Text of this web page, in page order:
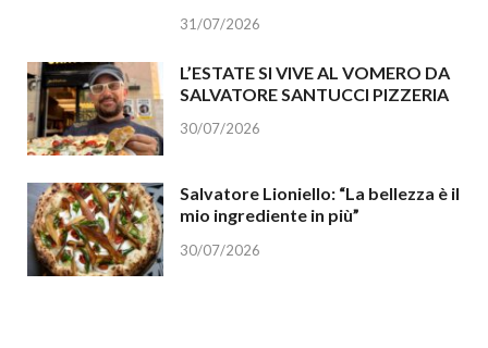
31/07/2026
L’ESTATE SI VIVE AL VOMERO DA
SALVATORE SANTUCCI PIZZERIA
30/07/2026
Salvatore Lioniello: “La bellezza è il
mio ingrediente in più”
30/07/2026